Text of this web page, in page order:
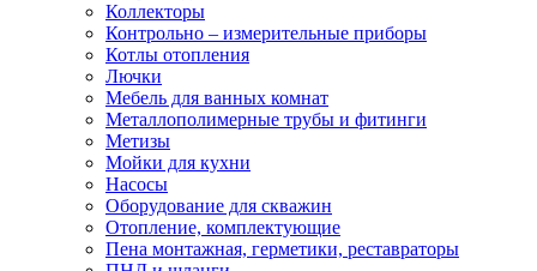
Коллекторы
Контрольно – измерительные приборы
Котлы отопления
Лючки
Мебель для ванных комнат
Металлополимерные трубы и фитинги
Метизы
Мойки для кухни
Насосы
Оборудование для скважин
Отопление, комплектующие
Пена монтажная, герметики, реставраторы